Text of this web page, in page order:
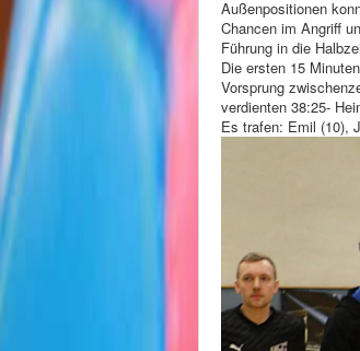
Außenpositionen
Chancen im Angriff
Führung in die
Die ersten 15
Vorsprung
verdienten 38:25-
Es trafen: Emil (10),